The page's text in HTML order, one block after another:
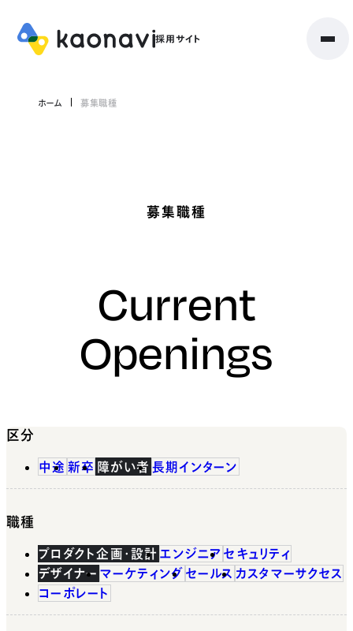
ホーム 募集職種
募集職種
Current
Openings
区分
中途 新卒 障がい者 長期インターン
職種
プロダクト企画・設計 エンジニア セキュリティ
デザイナー マーケティング セールス カスタマーサクセス
コーポレート